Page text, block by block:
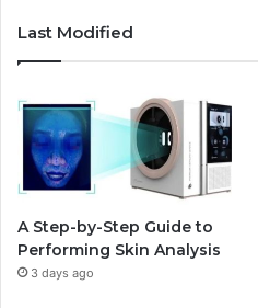
Last Modified
A Step-by-Step Guide to
Performing Skin Analysis
3 days ago